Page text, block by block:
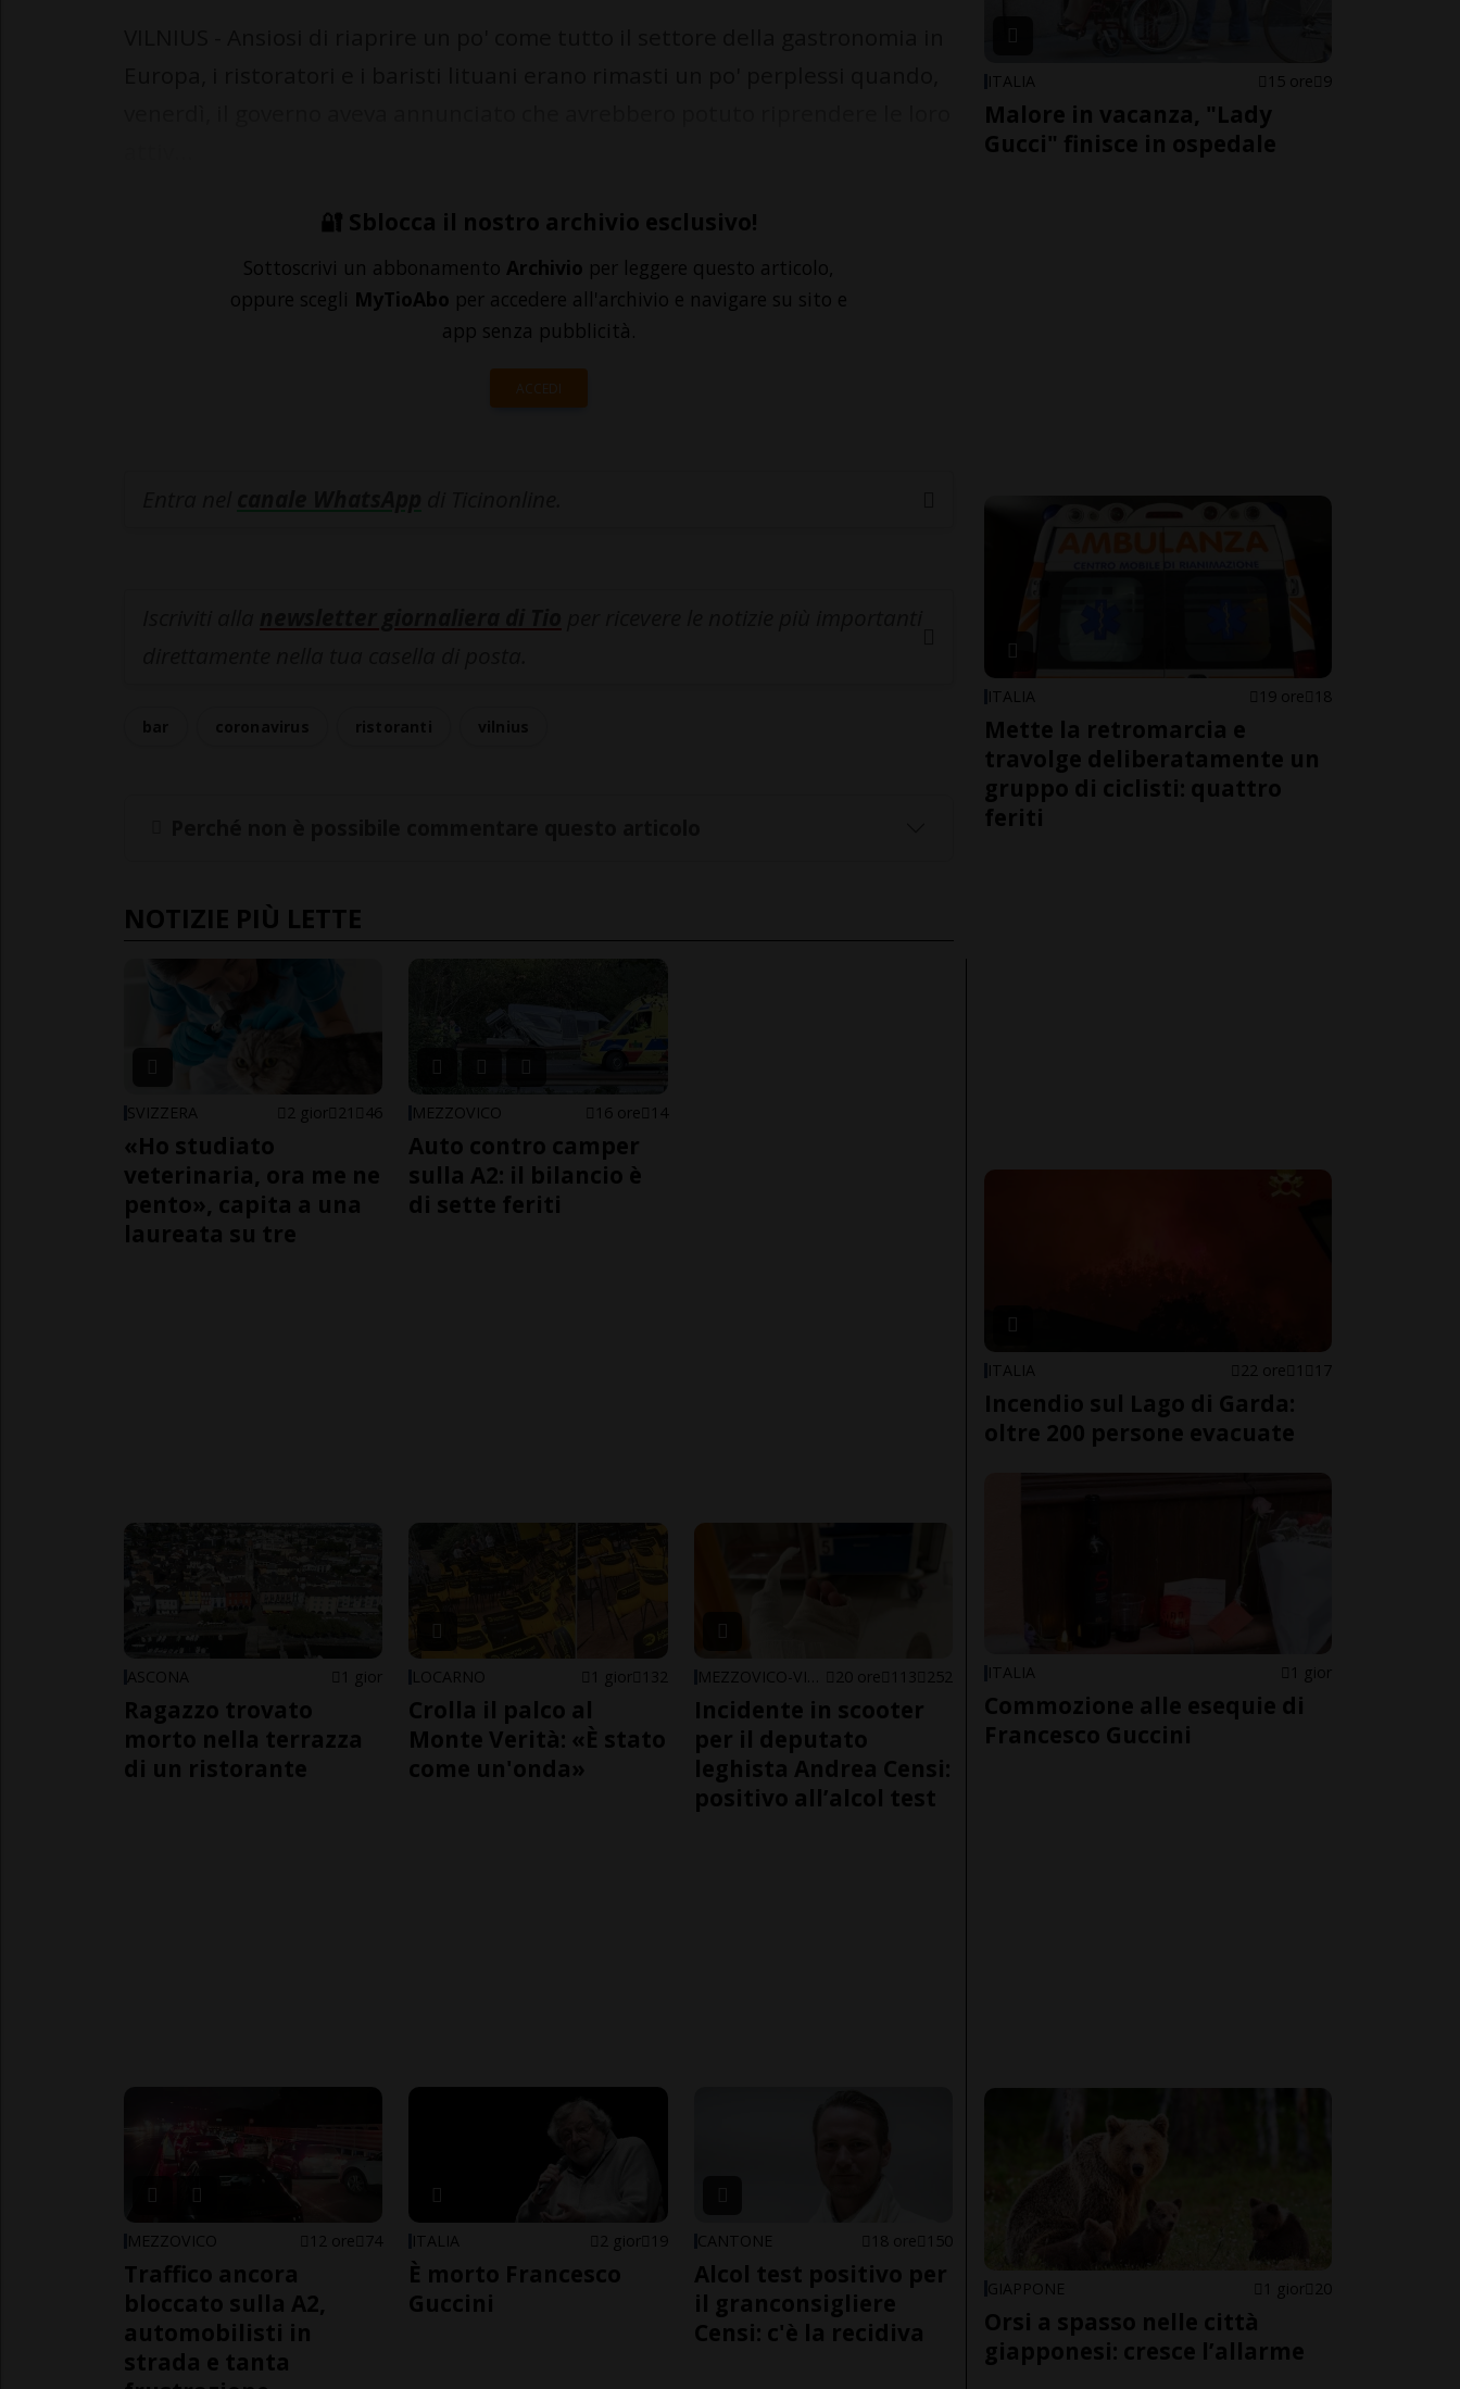
🔐 Sblocca il nostro archivio esclusivo!
Sottoscrivi un abbonamento Archivio per leggere questo articolo,
oppure scegli MyTioAbo per accedere all'archivio e navigare su sito e
app senza pubblicità.
ACCEDI
NOTIZIE PIÙ LETTE
SVIZZERA 2 gior 21 46
«Ho studiato
veterinaria, ora me ne
pento», capita a una
laureata su tre
MEZZOVICO 16 ore 14
Auto contro camper
sulla A2: il bilancio è
di sette feriti
ASCONA 1 gior
Ragazzo trovato
morto nella terrazza
di un ristorante
LOCARNO 1 gior 132
Crolla il palco al
Monte Verità: «È stato
come un'onda»
20 ore 113 252
Incidente in scooter
per il deputato
leghista Andrea Censi:
positivo all’alcol test
MEZZOVICO 12 ore 74
Traffico ancora
bloccato sulla A2,
automobilisti in
strada e tanta
ITALIA 2 gior 19
È morto Francesco
Guccini
CANTONE 18 ore 150
Alcol test positivo per
il granconsigliere
Censi: c'è la recidiva
ITALIA 15 ore 9
Malore in vacanza, "Lady
Gucci" finisce in ospedale
ITALIA 19 ore 18
Mette la retromarcia e
travolge deliberatamente un
gruppo di ciclisti: quattro
feriti
ITALIA 22 ore 1 17
Incendio sul Lago di Garda:
oltre 200 persone evacuate
ITALIA 1 gior
Commozione alle esequie di
Francesco Guccini
GIAPPONE 1 gior 20
Orsi a spasso nelle città
giapponesi: cresce l’allarme